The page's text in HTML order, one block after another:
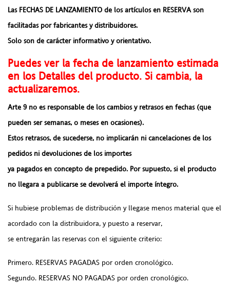
Las FECHAS DE LANZAMIENTO de los artículos en RESERVA son
facilitadas por fabricantes y distribuidores.
Solo son de carácter informativo y orientativo.
Puedes ver la fecha de lanzamiento estimada
en los Detalles del producto. Si cambia, la
actualizaremos.
Arte 9 no es responsable de los cambios y retrasos en fechas (que
pueden ser semanas, o meses en ocasiones).
Estos retrasos, de sucederse, no implicarán ni cancelaciones de los
pedidos ni devoluciones de los importes
ya pagados en concepto de prepedido. Por supuesto, si el producto
no llegara a publicarse se devolverá el importe íntegro.
Si hubiese problemas de distribución y llegase menos material que el
acordado con la distribuidora, y puesto a reservar,
se entregarán las reservas con el siguiente criterio:
Primero. RESERVAS PAGADAS por orden cronológico.
Segundo. RESERVAS NO PAGADAS por orden cronológico.